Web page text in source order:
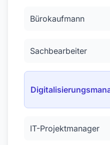
Bürokaufmann
Sachbearbeiter
IT-Projektmanager